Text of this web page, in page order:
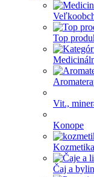
Top
Vit.,
Konope
Kozmetika
Čaj a